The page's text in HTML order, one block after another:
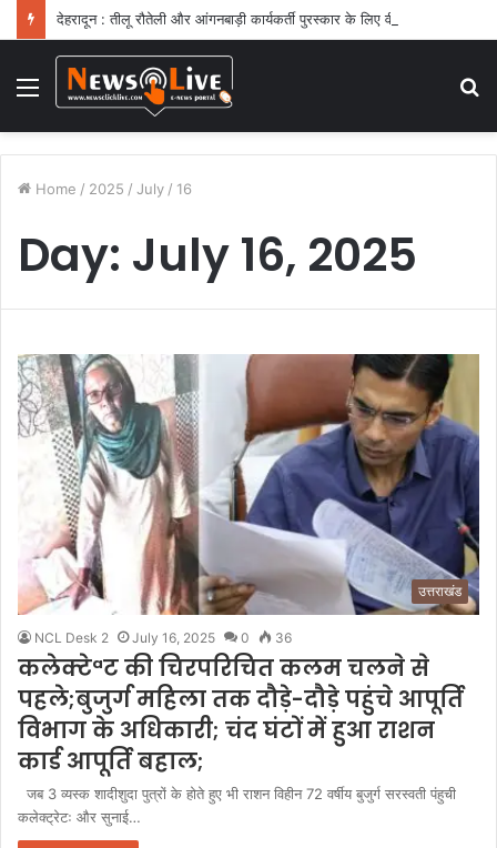
Menu
Home / 2025 / July / 16
Day: July 16, 2025
उत्तराखंड
NCL Desk 2 July 16, 2025 0 36
कलेक्टेªट की चिरपरिचित कलम चलने से
पहले;बुजुर्ग महिला तक दौड़े-दौड़े पहुंचे आपूर्ति
विभाग के अधिकारी; चंद घंटों में हुआ राशन
कार्ड आपूर्ति बहाल;
जब 3 व्यस्क शादीशुदा पुत्रों के होते हुए भी राशन विहीन 72 वर्षीय बुजुर्ग सरस्वती पंहुची
कलेक्ट्रेटः और सुनाई…